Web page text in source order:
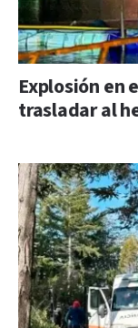
Explosión en
trasladar al